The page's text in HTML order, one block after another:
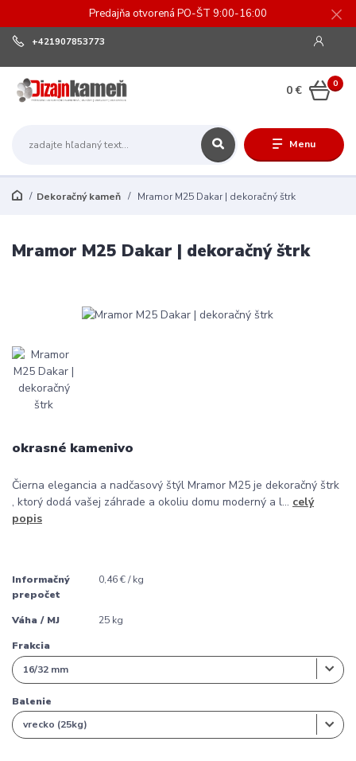
Predajňa otvorená PO-ŠT 9:00-16:00
Menu
+421907853773
0
0 €
Dekoračný kameň Mramor M25 Dakar | dekoračný štrk
Mramor M25 Dakar | dekoračný štrk
okrasné kamenivo
Čierna elegancia a nadčasový štýl Mramor M25 je dekoračný štrk
, ktorý dodá vašej záhrade a okoliu domu moderný a l... celý
popis
Informačný
prepočet
0,46 € / kg
Váha / MJ 25 kg
Frakcia
Balenie